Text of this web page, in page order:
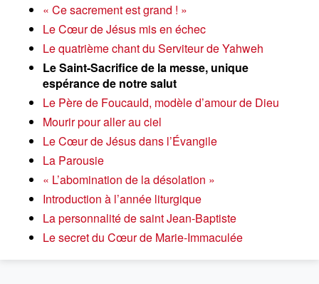
« Ce sacrement est grand ! »
Le Cœur de Jésus mis en échec
Le quatrième chant du Serviteur de Yahweh
Le Saint-Sacrifice de la messe, unique
espérance de notre salut
Le Père de Foucauld, modèle d’amour de Dieu
Mourir pour aller au ciel
Le Cœur de Jésus dans l’Évangile
La Parousie
« L’abomination de la désolation »
Introduction à l’année liturgique
La personnalité de saint Jean-Baptiste
Le secret du Cœur de Marie-Immaculée